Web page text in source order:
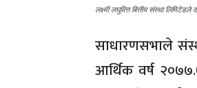
लक्ष्मी लघुवित्त बित्तीय संस्था
साधारणसभाले
आर्थिक वर्ष